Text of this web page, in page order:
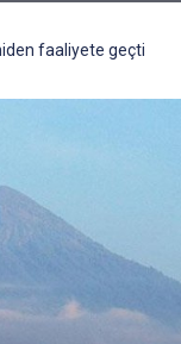
faaliyete geçti